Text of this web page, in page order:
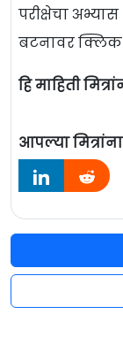
परीक्षेचा
बटनावर
हि माहिती
आपल्या